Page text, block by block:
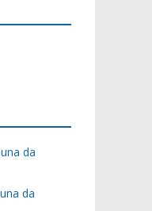
da
da